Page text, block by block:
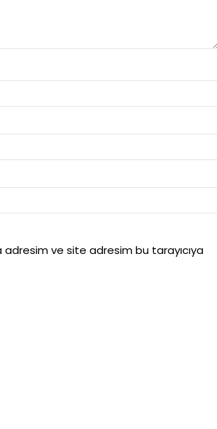
adresim ve site adresim bu tarayıcıya